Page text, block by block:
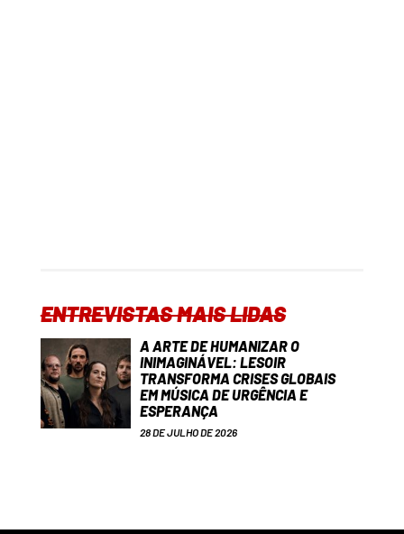
ENTREVISTAS MAIS LIDAS
A ARTE DE HUMANIZAR O
INIMAGINÁVEL: LESOIR
TRANSFORMA CRISES GLOBAIS
EM MÚSICA DE URGÊNCIA E
ESPERANÇA
28 DE JULHO DE 2026